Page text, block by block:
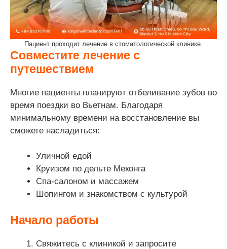
Пациент проходит лечение в стоматологической клинике.
Совместите лечение с
путешествием
Многие пациенты планируют отбеливание зубов во
время поездки во Вьетнам. Благодаря
минимальному времени на восстановление вы
сможете насладиться:
Уличной едой
Круизом по дельте Меконга
Спа-салоном и массажем
Шопингом и знакомством с культурой
Начало работы
Свяжитесь с клиникой и запросите